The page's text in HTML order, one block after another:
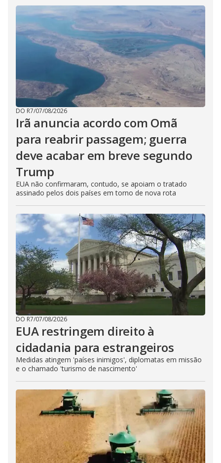
DO R7/07/08/2026
Irã anuncia acordo com Omã
para reabrir passagem; guerra
deve acabar em breve segundo
Trump
EUA não confirmaram, contudo, se apoiam o tratado
assinado pelos dois países em torno de nova rota
DO R7/07/08/2026
EUA restringem direito à
cidadania para estrangeiros
Medidas atingem 'países inimigos', diplomatas em missão
e o chamado 'turismo de nascimento'